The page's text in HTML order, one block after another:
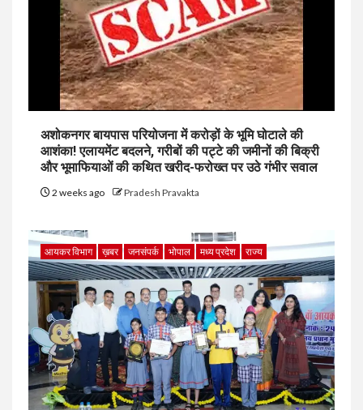
अशोकनगर बायपास परियोजना में करोड़ों के भूमि घोटाले की
आशंका! एलायमेंट बदलने, गरीबों की पट्टे की जमीनों की बिक्री
और भूमाफियाओं की कथित खरीद-फरोख्त पर उठे गंभीर सवाल
2 weeks ago Pradesh Pravakta
आयकर विभाग ख़बर जनसंपर्क भोपाल मध्य प्रदेश राज्य